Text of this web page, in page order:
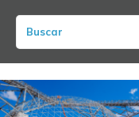
Buscar